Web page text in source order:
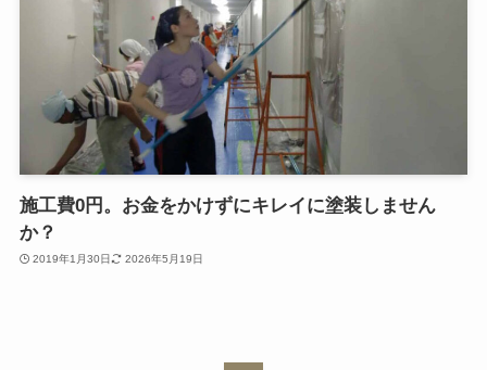
施工費0円。お金をかけずにキレイに塗装しません
か？
2019年1月30日 2026年5月19日